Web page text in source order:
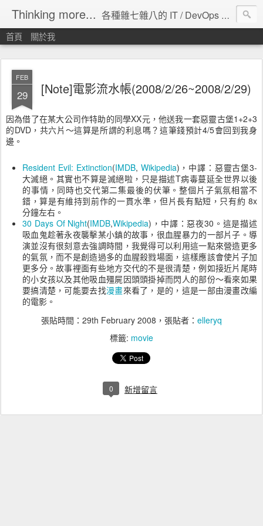
Thinking more... 各種雜七雜八的 IT / DevOps 工具 / 程式設計 / 雲端服務分享。
首頁 關於我
FEB
29 [Note]電影流水帳(2008/2/26~2008/2/29)
因為借了在某大公司作特助的同學XX元，他送我一套惡靈古堡1+2+3
的DVD，共六片～這算是所謂的利息嗎？這筆錢預計4/5會回到我身
邊。
Resident Evil: Extinction(IMDB, Wikipedia)，中譯：惡靈古堡3-
大滅絕。其實也不算是滅絕啦，只是描述T病毒蔓延全世界以後
的事情，同時也交代第二集最後的伏筆。整個片子氣氛相當不
錯，算是有維持到前作的一貫水準，但片長有點短，只有約 8x
分鐘左右。
30 Days Of Night(IMDB,Wikipedia)，中譯：惡夜30。這是描述
吸血鬼趁著永夜襲擊某小鎮的故事，很血腥暴力的一部片子。導
演並沒有很刻意去強調時間，我覺得可以利用這一點來營造更多
的氣氛，而不是創造過多的血腥殺戮場面，這樣應該會使片子加
更多分。故事裡面有些地方交代的不是很清楚，例如接近片尾時
的小女孩以及其他吸血殭屍因頭頭掛掉而閃人的部份～看來如果
要搞清楚，可能要去找漫畫來看了，是的，這是一部由漫畫改編
的電影。
張貼時間： 29th February 2008 ，張貼者： elleryq
標籤: movie
0 新增留言